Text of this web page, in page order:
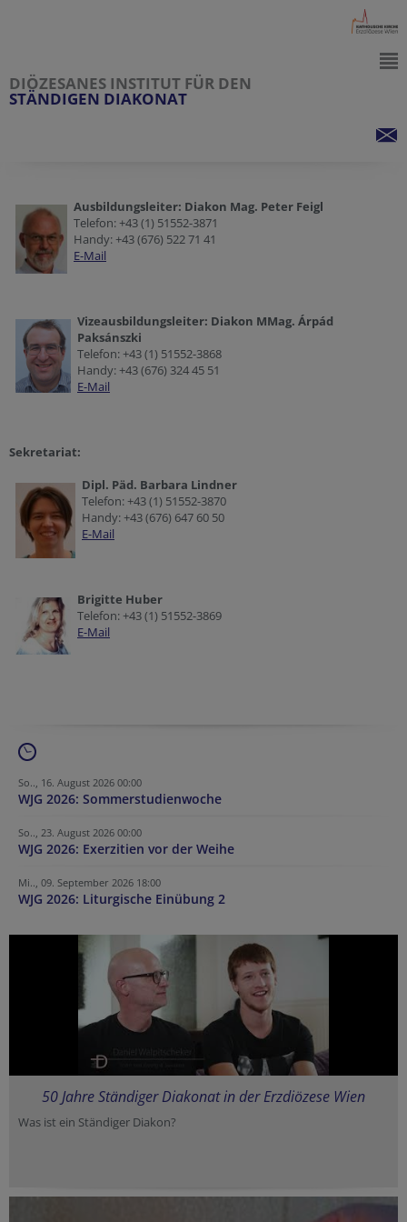
DIÖZESANES INSTITUT FÜR DEN
STÄNDIGEN DIAKONAT
Ausbildungsleiter: Diakon Mag. Peter Feigl
Telefon: +43 (1) 51552-3871
Handy: +43 (676) 522 71 41
E-Mail
Vizeausbildungsleiter: Diakon MMag. Árpád
Paksánszki
Telefon: +43 (1) 51552-3868
Handy: +43 (676) 324 45 51
E-Mail
Sekretariat:
Dipl. Päd. Barbara Lindner
Telefon: +43 (1) 51552-3870
Handy: +43 (676) 647 60 50
E-Mail
Brigitte Huber
Telefon: +43 (1) 51552-3869
E-Mail
So.., 16. August 2026 00:00
WJG 2026: Sommerstudienwoche
So.., 23. August 2026 00:00
WJG 2026: Exerzitien vor der Weihe
Mi.., 09. September 2026 18:00
WJG 2026: Liturgische Einübung 2
50 Jahre Ständiger Diakonat in der Erzdiözese Wien
Was ist ein Ständiger Diakon?